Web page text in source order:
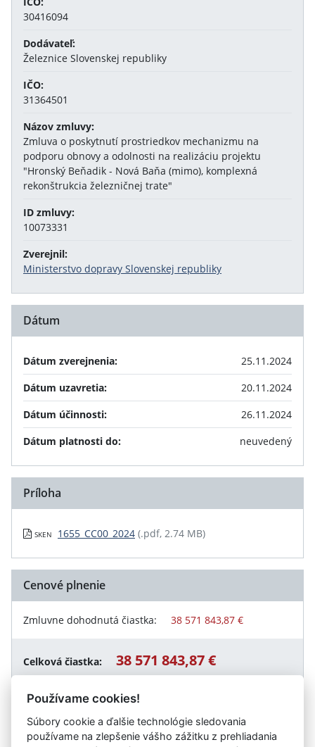
30416094
Dodávateľ:
Železnice Slovenskej republiky
IČO:
31364501
Názov zmluvy:
Zmluva o poskytnutí prostriedkov mechanizmu na
podporu obnovy a odolnosti na realizáciu projektu
"Hronský Beňadik - Nová Baňa (mimo), komplexná
rekonštrukcia železničnej trate"
ID zmluvy:
10073331
Zverejnil:
Ministerstvo dopravy Slovenskej republiky
Dátum
Dátum zverejnenia:
25.11.2024
Dátum uzavretia:
20.11.2024
Dátum účinnosti:
26.11.2024
Dátum platnosti do:
neuvedený
Príloha
SKEN 1655_CC00_2024 (.pdf, 2.74 MB)
Cenové plnenie
Zmluvne dohodnutá čiastka: 38 571 843,87 €
Celková čiastka: 38 571 843,87 €
Návrat späť
Používame cookies!
Súbory cookie a ďalšie technológie sledovania
používame na zlepšenie vášho zážitku z prehliadania